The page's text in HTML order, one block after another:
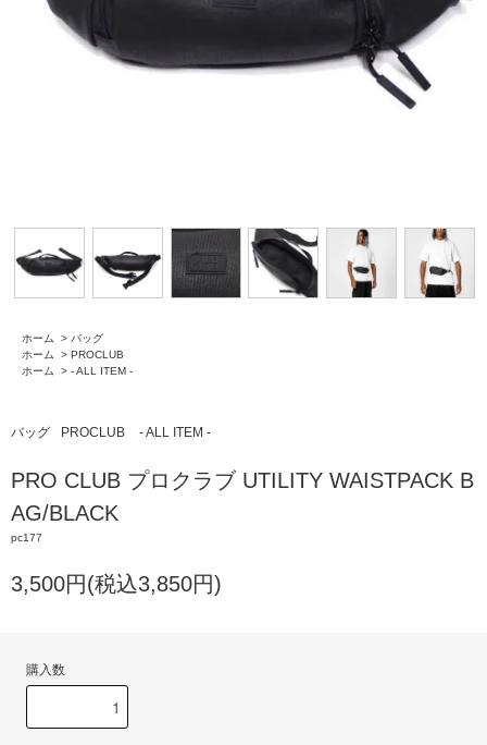
ホーム > バッグ
ホーム
> PROCLUB
ホーム
> - ALL ITEM -
バッグ PROCLUB - ALL ITEM -
PRO CLUB プロクラブ UTILITY WAISTPACK B
AG/BLACK
pc177
3,500円(税込3,850円)
購入数